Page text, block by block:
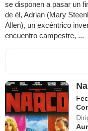
se disponen a pasar un
de él, Adrian (Mary
Allen), un excéntrico
encuentro campestre, ...